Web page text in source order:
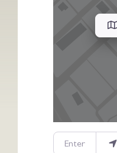
Enter your location